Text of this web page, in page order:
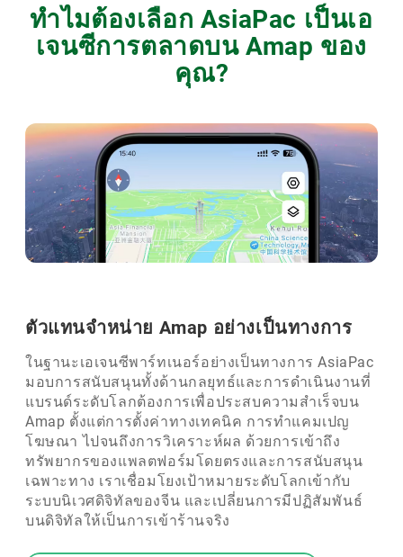
ทำไมต้องเลือก AsiaPac เป็นเอ
เจนซีการตลาดบน Amap ของ
คุณ?
ตัวแทนจำหน่าย Amap อย่างเป็นทางการ
ในฐานะเอเจนซีพาร์ทเนอร์อย่างเป็นทางการ AsiaPac
มอบการสนับสนุนทั้งด้านกลยุทธ์และการดำเนินงานที่
แบรนด์ระดับโลกต้องการเพื่อประสบความสำเร็จบน
Amap ตั้งแต่การตั้งค่าทางเทคนิค การทำแคมเปญ
โฆษณา ไปจนถึงการวิเคราะห์ผล ด้วยการเข้าถึง
ทรัพยากรของแพลตฟอร์มโดยตรงและการสนับสนุน
เฉพาะทาง เราเชื่อมโยงเป้าหมายระดับโลกเข้ากับ
ระบบนิเวศดิจิทัลของจีน และเปลี่ยนการมีปฏิสัมพันธ์
บนดิจิทัลให้เป็นการเข้าร้านจริง